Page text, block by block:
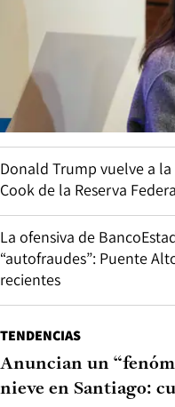
Donald Trump vuelve a la
Cook de la Reserva
La ofensiva de
“autofraudes”: Puente
recientes
TENDENCIAS
Anuncian un
nieve en Santiago: